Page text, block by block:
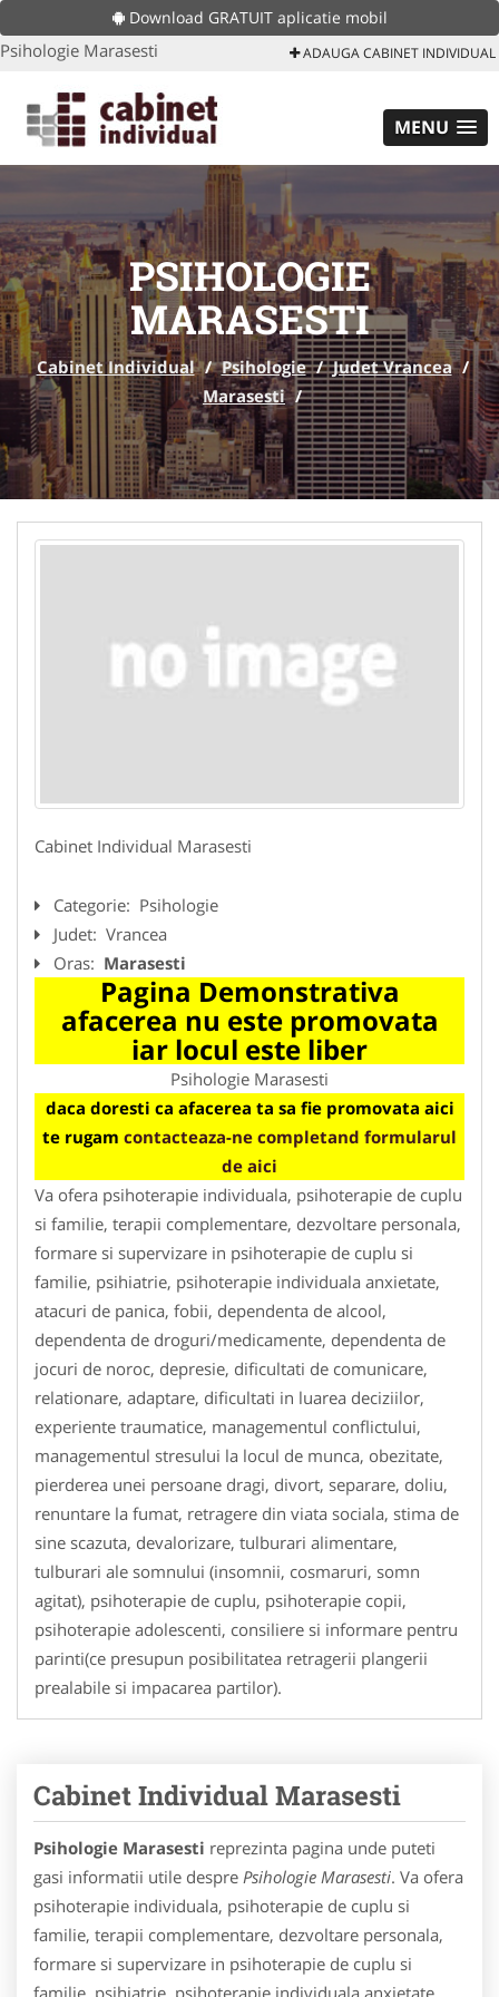
Download GRATUIT aplicatie mobil
Psihologie Marasesti ADAUGA CABINET INDIVIDUAL
MENU
PSIHOLOGIE
MARASESTI
Cabinet Individual / Psihologie / Judet Vrancea /
Marasesti /
Cabinet Individual Marasesti
Categorie: Psihologie
Judet: Vrancea
Oras: Marasesti
Pagina Demonstrativa
afacerea nu este promovata
iar locul este liber
Psihologie Marasesti
daca doresti ca afacerea ta sa fie promovata aici
te rugam contacteaza-ne completand formularul
de aici
Va ofera psihoterapie individuala, psihoterapie de cuplu
si familie, terapii complementare, dezvoltare personala,
formare si supervizare in psihoterapie de cuplu si
familie, psihiatrie, psihoterapie individuala anxietate,
atacuri de panica, fobii, dependenta de alcool,
dependenta de droguri/medicamente, dependenta de
jocuri de noroc, depresie, dificultati de comunicare,
relationare, adaptare, dificultati in luarea deciziilor,
experiente traumatice, managementul conflictului,
managementul stresului la locul de munca, obezitate,
pierderea unei persoane dragi, divort, separare, doliu,
renuntare la fumat, retragere din viata sociala, stima de
sine scazuta, devalorizare, tulburari alimentare,
tulburari ale somnului (insomnii, cosmaruri, somn
agitat), psihoterapie de cuplu, psihoterapie copii,
psihoterapie adolescenti, consiliere si informare pentru
parinti(ce presupun posibilitatea retragerii plangerii
prealabile si impacarea partilor).
Cabinet Individual Marasesti
Psihologie Marasesti reprezinta pagina unde puteti
gasi informatii utile despre Psihologie Marasesti. Va ofera
psihoterapie individuala, psihoterapie de cuplu si
familie, terapii complementare, dezvoltare personala,
formare si supervizare in psihoterapie de cuplu si
familie, psihiatrie, psihoterapie individuala anxietate,